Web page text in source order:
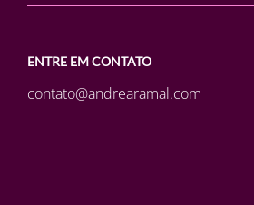
ENTRE EM CONTATO
contato@andrearamal.com